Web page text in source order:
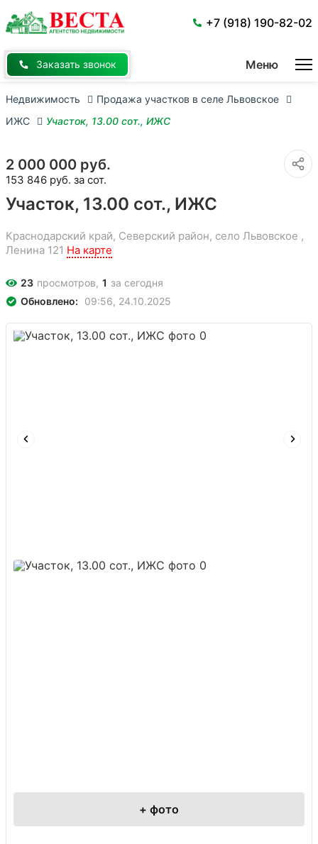
основному
Заказать звонок
+7 (918) 190-82-02
Меню
Недвижимость
Продажа участков в селе Львовское
ИЖС
Участок, 13.00 сот., ИЖС
Участок, 13.00 сот., ИЖС
2 000 000 руб.
Краснодарский край, Северский район, село Львовское ,
Ленина 121 На карте
153 846 руб. за сот.
23 просмотров, 1 за сегодня
Обновлено:
09:56, 24.10.2025
+ фото